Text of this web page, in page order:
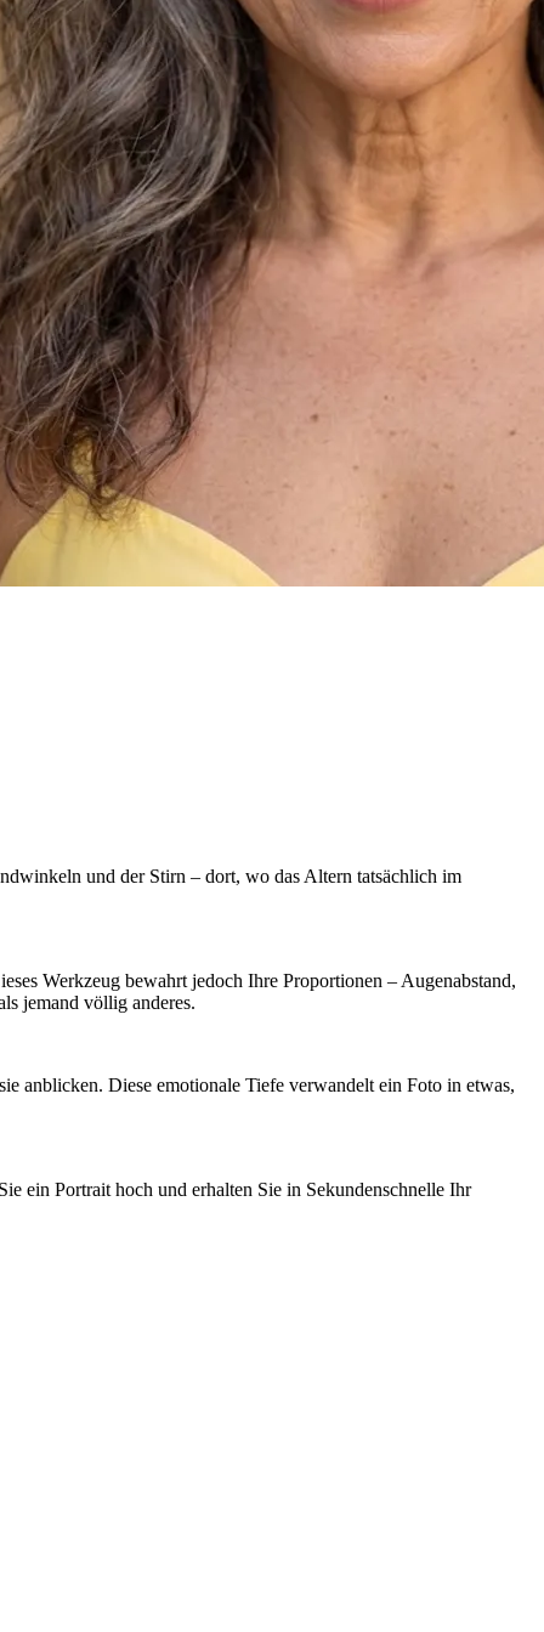
und der Stirn – dort, wo das Altern tatsächlich im
Werkzeug bewahrt jedoch Ihre Proportionen – Augenabstand,
jemand völlig anderes.
anblicken. Diese emotionale Tiefe verwandelt ein Foto in etwas,
ein Portrait hoch und erhalten Sie in Sekundenschnelle Ihr